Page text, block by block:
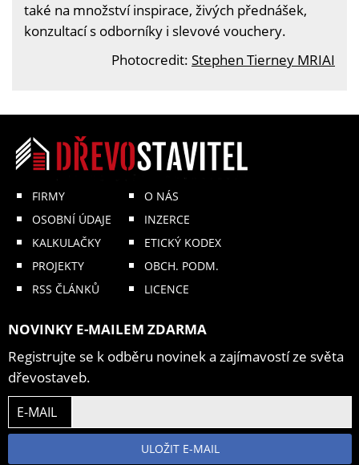
také na množství inspirace, živých přednášek,
konzultací s odborníky i slevové vouchery.
Photocredit: Stephen Tierney MRIAI
FIRMY
OSOBNÍ ÚDAJE
KALKULAČKY
PROJEKTY
RSS ČLÁNKŮ
O NÁS
INZERCE
ETICKÝ KODEX
OBCH. PODM.
LICENCE
NOVINKY E-MAILEM ZDARMA
Registrujte se k odběru novinek a zajímavostí ze světa
dřevostaveb.
E-MAIL
ULOŽIT E-MAIL